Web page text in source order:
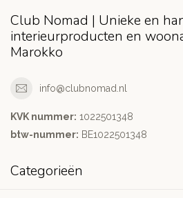
Club Nomad | Unieke en
interieurproducten en
Marokko
info@clubnomad.nl
KVK nummer: 1022501348
btw-nummer: BE1022501348
Categorieën